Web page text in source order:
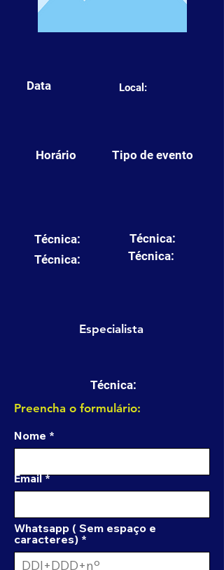
Data
Horário
Local:
Tipo de evento
Técnica:
Técnica:
Técnica:
Técnica:
Especialista
Técnica:
Preencha o formulário:
Nome
Email
Whatsapp ( Sem espaço e
caracteres)